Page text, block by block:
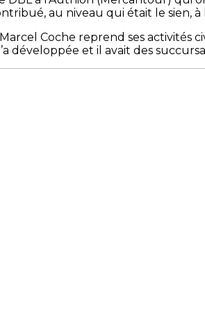
au niveau qui était le sien,
Coche reprend ses activités
développée et il avait des